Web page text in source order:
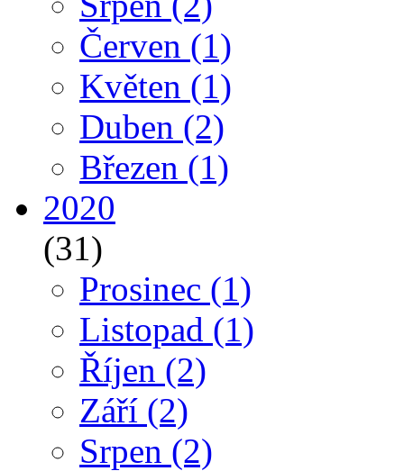
Červen (1)
Květen (1)
Duben (2)
Březen (1)
2020
(31)
Prosinec (1)
Listopad (1)
Říjen (2)
Září (2)
Srpen (2)